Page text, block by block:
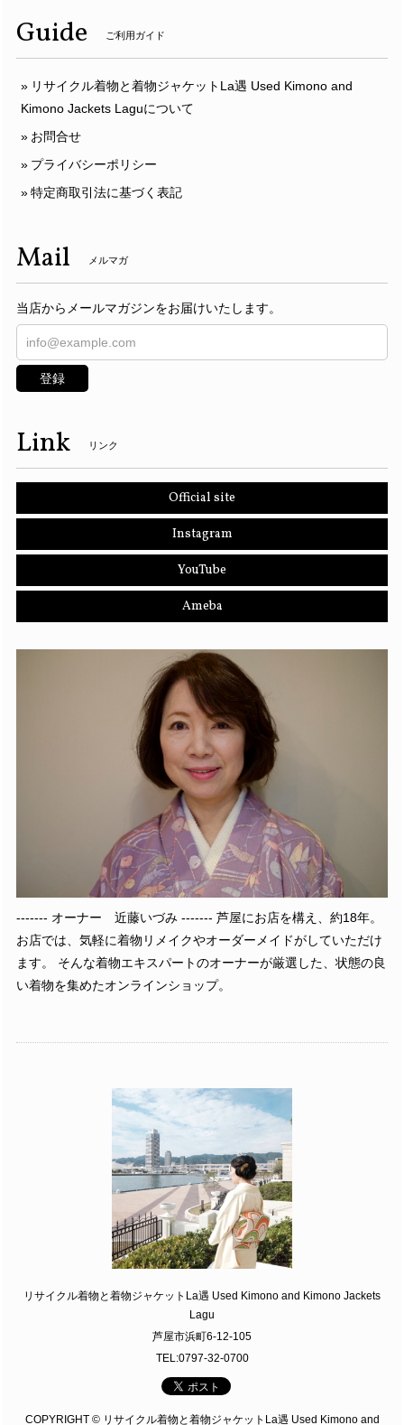
Guide ご利用ガイド
リサイクル着物と着物ジャケットLa遇 Used Kimono and
Kimono Jackets Laguについて
お問合せ
プライバシーポリシー
特定商取引法に基づく表記
Mail メルマガ
当店からメールマガジンをお届けいたします。
登録
Link リンク
Official site
Instagram
YouTube
Ameba
------- オーナー 近藤いづみ ------- 芦屋にお店を構え、約18年。
お店では、気軽に着物リメイクやオーダーメイドがしていただけ
ます。 そんな着物エキスパートのオーナーが厳選した、状態の良
い着物を集めたオンラインショップ。
リサイクル着物と着物ジャケットLa遇 Used Kimono and Kimono Jackets
Lagu
芦屋市浜町6-12-105
TEL:0797-32-0700
COPYRIGHT © リサイクル着物と着物ジャケットLa遇 Used Kimono and